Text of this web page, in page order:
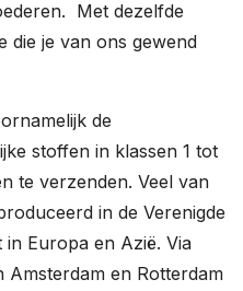
Met dezelfde
die je van ons gewend
de
stoffen in klassen 1 tot
te verzenden. Veel van
in de Verenigde
Europa en Azië. Via
Amsterdam en Rotterdam